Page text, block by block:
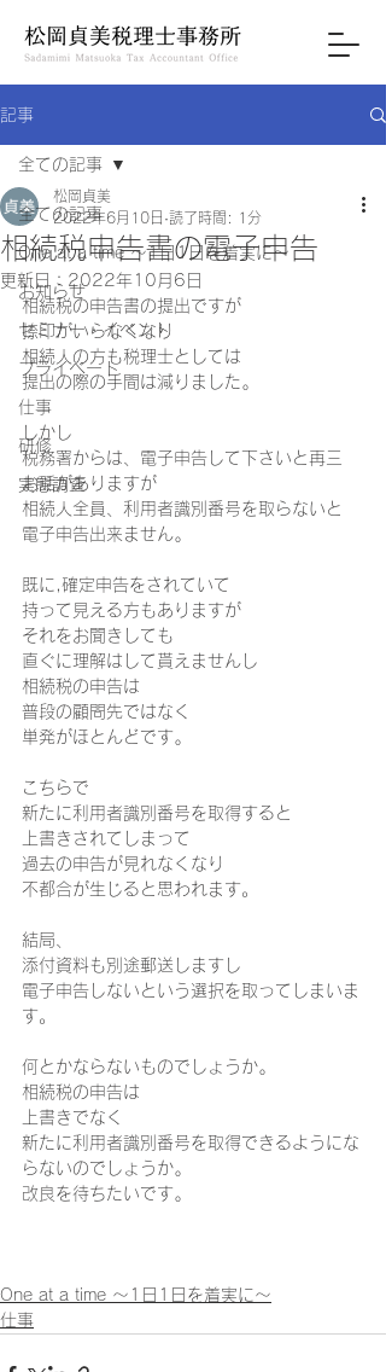
記事
全ての記事
One at a time ～1日1日を着実に～
お知らせ
セミナー・イベント
プライベート
仕事
研修
実態調査
全ての記事
相続税申告書の電子申告
松岡貞美
2022年6月10日 読了時間: 1分
更新日： 2022年10月6日
相続税の申告書の提出ですが
捺印がいらなくなり
相続人の方も税理士としては
提出の際の手間は減りました｡
しかし
税務署からは、電子申告して下さいと再三
お話がありますが
相続人全員、利用者識別番号を取らないと
電子申告出来ません｡
既に,確定申告をされていて
持って見える方もありますが
それをお聞きしても
直ぐに理解はして貰えませんし
相続税の申告は
普段の顧問先ではなく
単発がほとんどです｡
こちらで
新たに利用者識別番号を取得すると
上書きされてしまって
過去の申告が見れなくなり
不都合が生じると思われます。
結局、
添付資料も別途郵送しますし
電子申告しないという選択を取ってしまいま
す。
何とかならないものでしょうか｡
相続税の申告は
上書きでなく
新たに利用者識別番号を取得できるようにな
らないのでしょうか｡
改良を待ちたいです｡
One at a time ～1日1日を着実に～
仕事